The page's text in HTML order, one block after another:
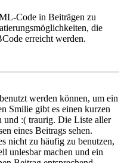
Code in Beiträgen zu
die
erreicht werden.
werden können, um ein
Smilie gibt es einen kurzen
und :( traurig. Die Liste aller
eines Beitrags sehen.
nicht zu häufig zu benutzen,
unlesbar machen und ein